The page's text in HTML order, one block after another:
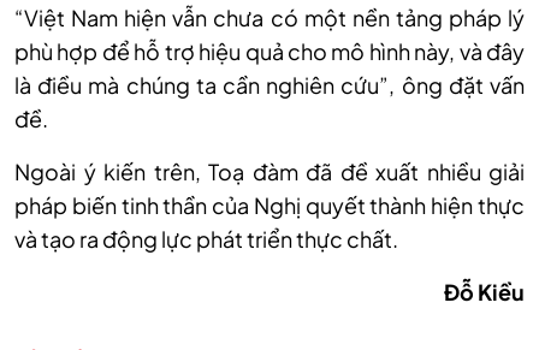
“Việt Nam hiện vẫn chưa có một nền tảng pháp lý
phù hợp để hỗ trợ hiệu quả cho mô hình này, và đây
là điều mà chúng ta cần nghiên cứu”, ông đặt vấn
đề.
Ngoài ý kiến trên, Toạ đàm đã đề xuất nhiều giải
pháp biến tinh thần của Nghị quyết thành hiện thực
và tạo ra động lực phát triển thực chất.
Đỗ Kiều